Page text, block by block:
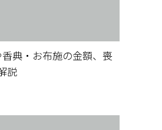
典・お布施の金額、喪
説